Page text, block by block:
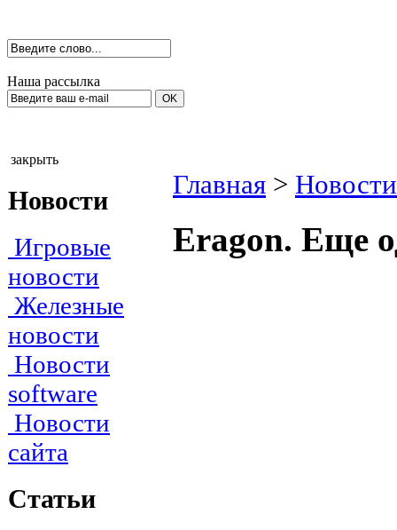
Наша рассылка
закрыть
Новости
Игровые
новости
Железные
новости
Новости
software
Новости
сайта
Статьи
Главная >
Eragon. Еще